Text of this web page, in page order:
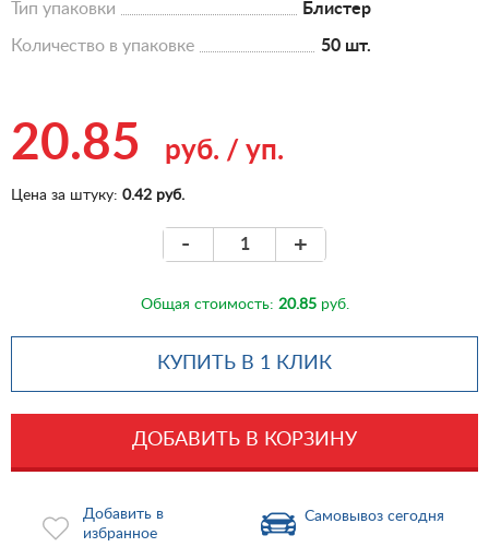
Тип упаковки Блистер
Количество в упаковке 50 шт.
20.85 руб. / уп.
Цена за штуку: 0.42 руб.
- +
Общая стоимость: 20.85руб.
КУПИТЬ В 1 КЛИК
ДОБАВИТЬ В КОРЗИНУ
Добавить в
избранное
Самовывоз сегодня